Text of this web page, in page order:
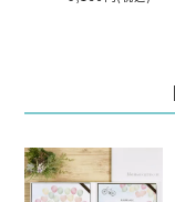
ムカラー」